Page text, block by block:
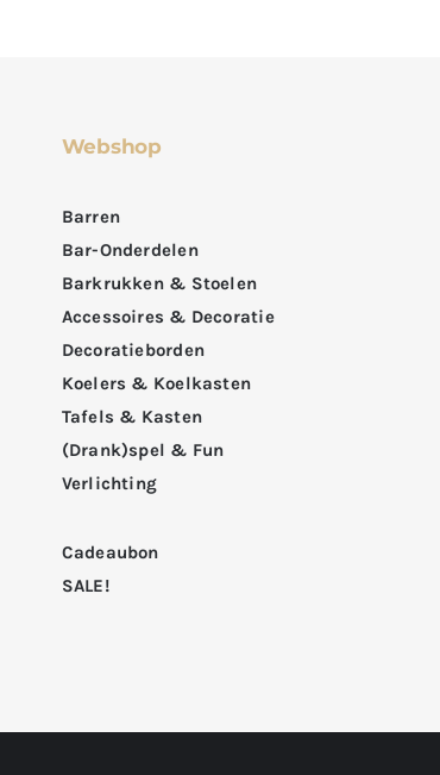
Webshop
Barren
Bar-Onderdelen
Barkrukken & Stoelen
Accessoires & Decoratie
Decoratieborden
Koelers & Koelkasten
Tafels & Kasten
(Drank)spel & Fun
Verlichting
Cadeaubon
SALE!